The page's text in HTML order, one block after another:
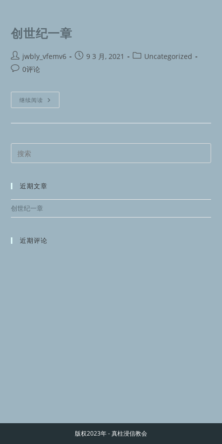
创世纪一章
jwbly_vfemv6 9 3 月, 2021
Uncategorized
0评论
继续阅读
近期文章
创世纪一章
近期评论
版权2023年 - 真柱浸信教会